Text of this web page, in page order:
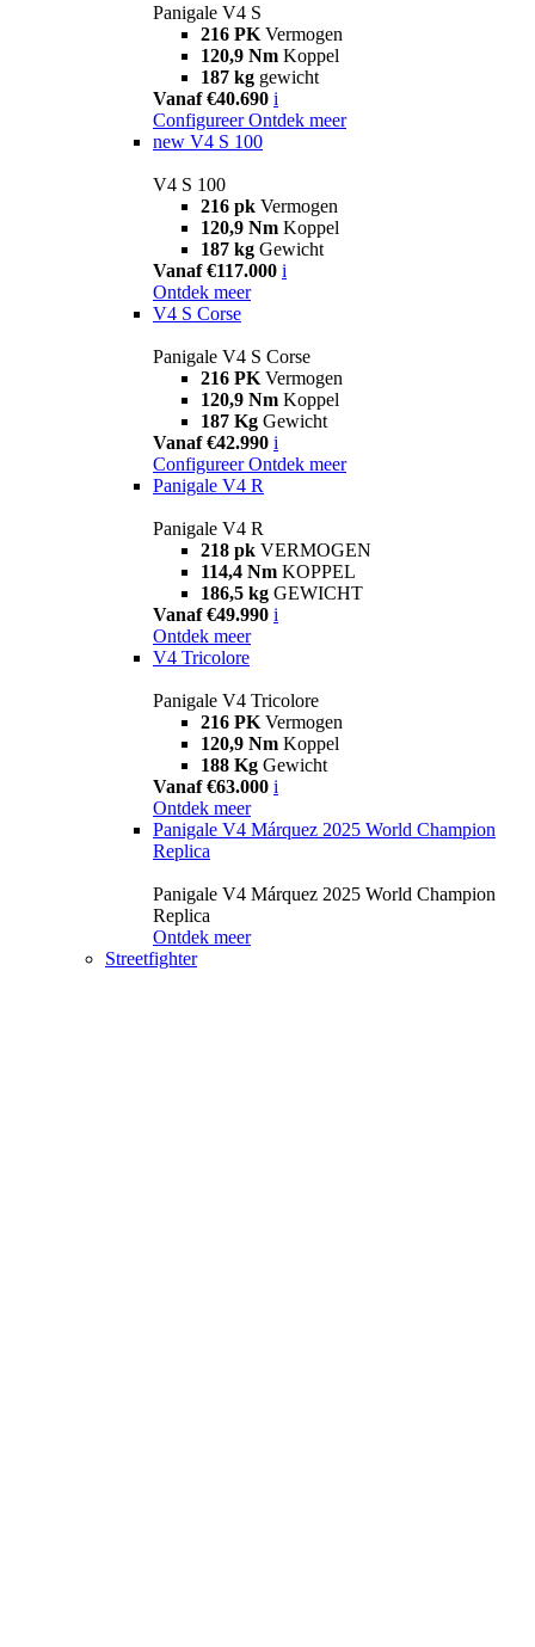
Panigale V4 S
216 PK Vermogen
120,9 Nm Koppel
187 kg gewicht
Vanaf €40.690 i
Configureer Ontdek meer
new V4 S 100
V4 S 100
216 pk Vermogen
120,9 Nm Koppel
187 kg Gewicht
Vanaf €117.000 i
Ontdek meer
V4 S Corse
Panigale V4 S Corse
216 PK Vermogen
120,9 Nm Koppel
187 Kg Gewicht
Vanaf €42.990 i
Configureer Ontdek meer
Panigale V4 R
Panigale V4 R
218 pk VERMOGEN
114,4 Nm KOPPEL
186,5 kg GEWICHT
Vanaf €49.990 i
Ontdek meer
V4 Tricolore
Panigale V4 Tricolore
216 PK Vermogen
120,9 Nm Koppel
188 Kg Gewicht
Vanaf €63.000 i
Ontdek meer
Panigale V4 Márquez 2025 World Champion
Replica
Panigale V4 Márquez 2025 World Champion
Replica
Ontdek meer
Streetfighter